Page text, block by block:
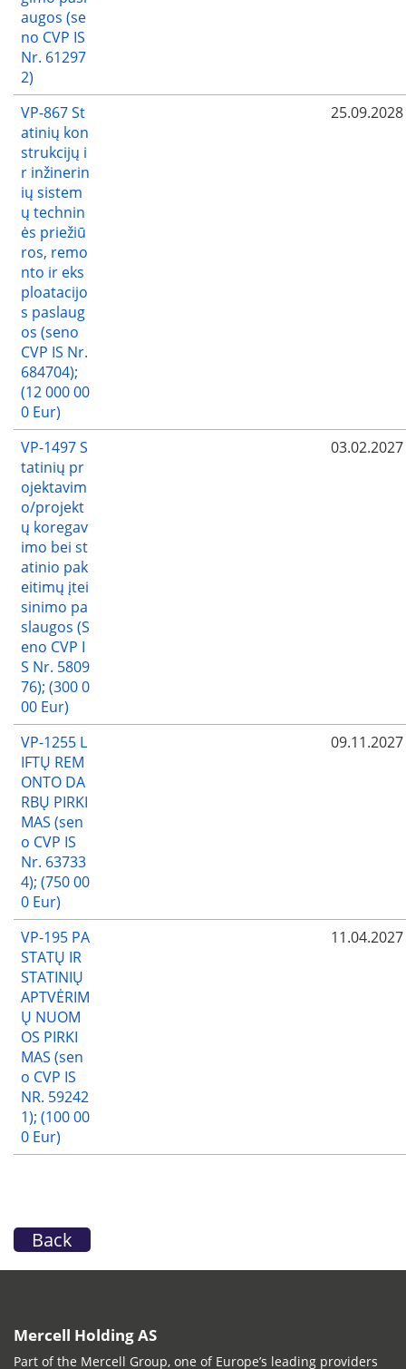
augos (se
no CVP IS
Nr. 61297
2)
VP-867 St
atinių kon
strukcijų i
r inžinerin
ių sistem
ų technin
ės priežiū
ros, remo
nto ir eks
ploatacijo
s paslaug
os (seno
CVP IS Nr.
684704);
(12 000 00
0 Eur)
25.09.2028
VP-1497 S
tatinių pr
ojektavim
o/projekt
ų koregav
imo bei st
atinio pak
eitimų įtei
sinimo pa
slaugos (S
eno CVP I
S Nr. 5809
76); (300 0
00 Eur)
03.02.2027
VP-1255 L
IFTŲ REM
ONTO DA
RBŲ PIRKI
MAS (sen
o CVP IS
Nr. 63733
4); (750 00
0 Eur)
09.11.2027
VP-195 PA
STATŲ IR
STATINIŲ
APTVĖRIM
Ų NUOM
OS PIRKI
MAS (sen
o CVP IS
NR. 59242
1); (100 00
0 Eur)
11.04.2027
Back
Mercell Holding AS
Part of the Mercell Group, one of Europe’s leading providers